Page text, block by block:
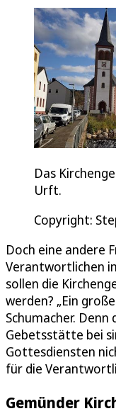
Das
Urft.
Copyright:
Doch eine andere
Verantwortlichen
sollen die
werden? „Ein
Schumacher.
Gebetsstätte bei
Gottesdiensten
für die
Gemünder